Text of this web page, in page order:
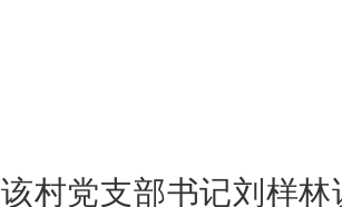
该村党支部书记刘样林